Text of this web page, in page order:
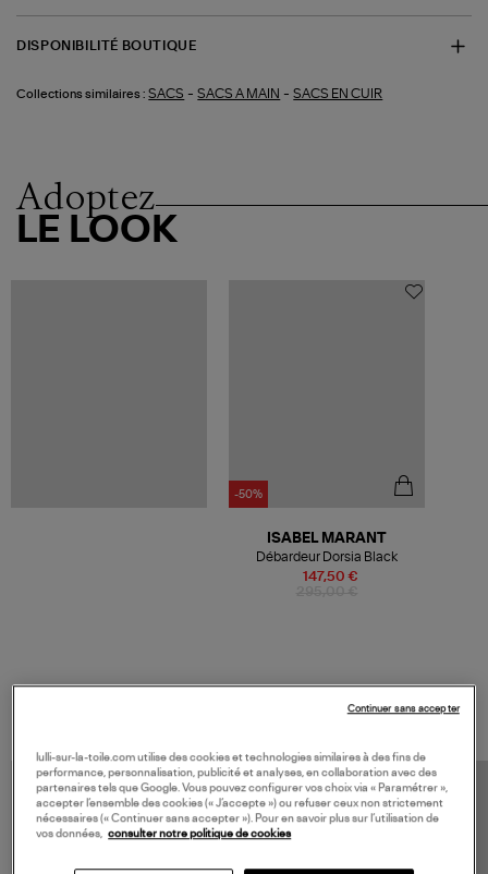
DISPONIBILITÉ BOUTIQUE
Collections similaires : SACS -SACS A MAIN -SACS EN CUIR
Adoptez
LE LOOK
-50%
147,50 €
ISABEL MARANT
Débardeur Dorsia Black
lulli-sur-la-toile.com utilise des cookies et technologies similaires à des fins de
performance, personnalisation, publicité et analyses, en collaboration avec des
partenaires tels que Google. Vous pouvez configurer vos choix via « Paramétrer »,
accepter l’ensemble des cookies (« J’accepte ») ou refuser ceux non strictement
nécessaires (« Continuer sans accepter »). Pour en savoir plus sur l’utilisation de
vos données, consulter notre politique de cookies
Continuer sans accepter